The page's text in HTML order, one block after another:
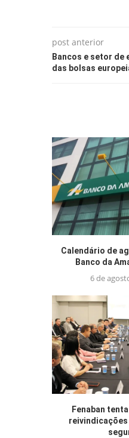
post anterior
Bancos e setor de
das bolsas
Calendário de
Banco da
6 de
Fenaban
reivindicações